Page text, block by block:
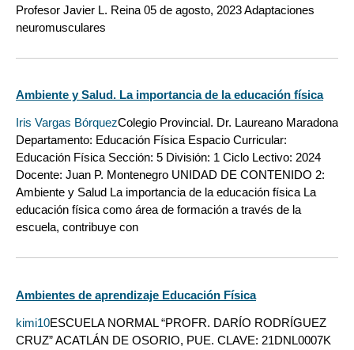
Profesor Javier L. Reina 05 de agosto, 2023 Adaptaciones
neuromusculares
Ambiente y Salud. La importancia de la educación física
Iris Vargas BórquezColegio Provincial. Dr. Laureano Maradona
Departamento: Educación Física Espacio Curricular:
Educación Física Sección: 5 División: 1 Ciclo Lectivo: 2024
Docente: Juan P. Montenegro UNIDAD DE CONTENIDO 2:
Ambiente y Salud La importancia de la educación física La
educación física como área de formación a través de la
escuela, contribuye con
Ambientes de aprendizaje Educación Física
kimi10ESCUELA NORMAL “PROFR. DARÍO RODRÍGUEZ
CRUZ” ACATLÁN DE OSORIO, PUE. CLAVE: 21DNL0007K